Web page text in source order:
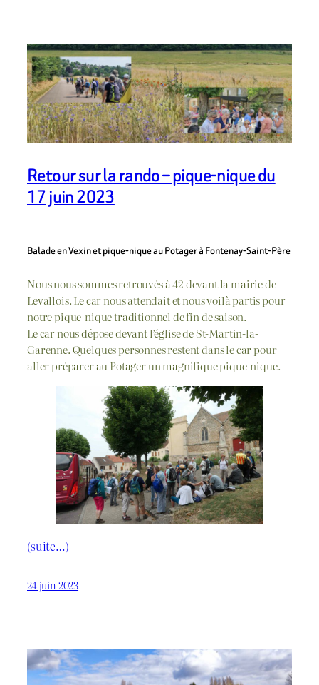
Retour sur la rando – pique-nique du
17 juin 2023
Balade en Vexin et pique-nique au Potager à Fontenay-Saint-Père
Nous nous sommes retrouvés à 42 devant la mairie de
Levallois. Le car nous attendait et nous voilà partis pour
notre pique-nique traditionnel de fin de saison.
Le car nous dépose devant l’église de St-Martin-la-
Garenne. Quelques personnes restent dans le car pour
aller préparer au Potager un magnifique pique-nique.
(suite…)
24 juin 2023